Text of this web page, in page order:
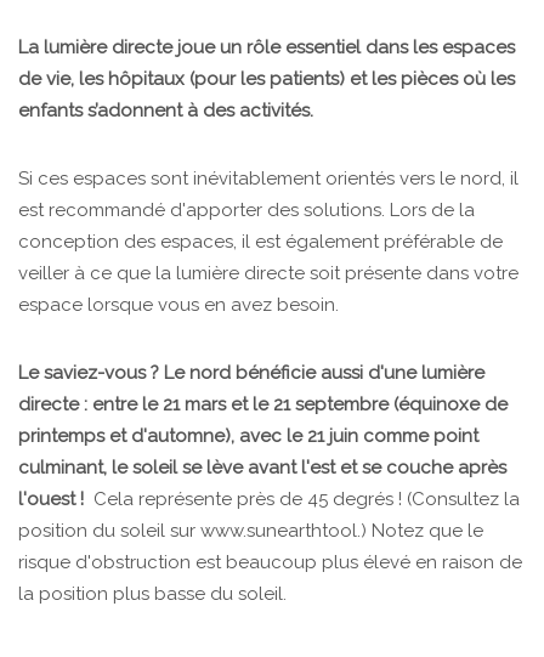
La lumière directe joue un rôle essentiel dans les espaces
de vie, les hôpitaux (pour les patients) et les pièces où les
enfants s’adonnent à des activités.
Si ces espaces sont inévitablement orientés vers le nord, il
est recommandé d'apporter des solutions. Lors de la
conception des espaces, il est également préférable de
veiller à ce que la lumière directe soit présente dans votre
espace lorsque vous en avez besoin.
Le saviez-vous ? Le nord bénéficie aussi d'une lumière
directe : entre le 21 mars et le 21 septembre (équinoxe de
printemps et d'automne), avec le 21 juin comme point
culminant, le soleil se lève avant l'est et se couche après
l'ouest ! Cela représente près de 45 degrés ! (Consultez la
position du soleil sur www.sunearthtool.) Notez que le
risque d'obstruction est beaucoup plus élevé en raison de
la position plus basse du soleil.